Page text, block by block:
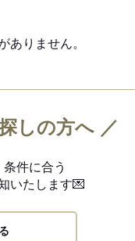
りません。
しの方へ ／
条件に合う
いたします💌